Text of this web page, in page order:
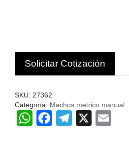
3PCS
VOLKEL
ALEMANIA
Solicitar Cotización
SKU: 27362
Categoría: Machos metrico manual
W
F
T
X